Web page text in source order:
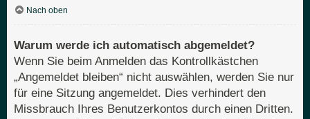
Nach oben
Warum werde ich automatisch abgemeldet?
Wenn Sie beim Anmelden das Kontrollkästchen
„Angemeldet bleiben“ nicht auswählen, werden Sie nur
für eine Sitzung angemeldet. Dies verhindert den
Missbrauch Ihres Benutzerkontos durch einen Dritten.